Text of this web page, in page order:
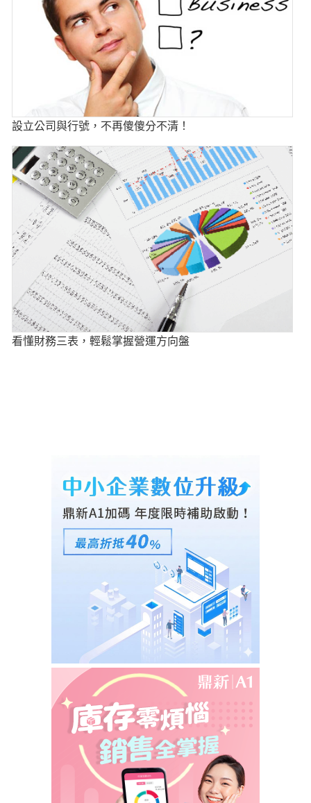
設立公司與行號，不再傻傻分不清！
看懂財務三表，輕鬆掌握營運方向盤